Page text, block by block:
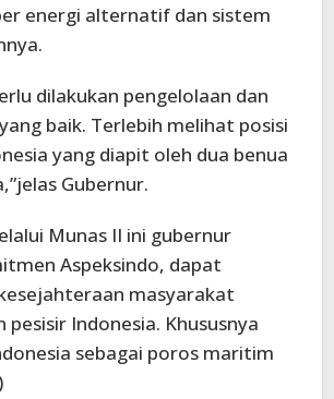
energi alternatif dan sistem
dilakukan pengelolaan dan
baik. Terlebih melihat posisi
yang diapit oleh dua benua
Gubernur.
Munas II ini gubernur
Aspeksindo, dapat
masyarakat
pesisir Indonesia. Khususnya
sebagai poros maritim